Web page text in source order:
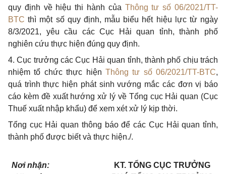
quy định về hiệu thi hành của Thông tư số 06/2021/TT-
BTC thì một số quy định, mẫu biểu hết hiệu lực từ ngày
8/3/2021, yêu cầu các Cục Hải quan tỉnh, thành phố
nghiên cứu thực hiện đúng quy định.
4. Cục trưởng các Cục Hải quan tỉnh, thành phố chịu trách
nhiệm tổ chức thực hiện Thông tư số 06/2021/TT-BTC,
quá trình thực hiện phát sinh vướng mắc các đơn vị báo
cáo kèm đề xuất hướng xử lý về Tổng cục Hải quan (Cục
Thuế xuất nhập khẩu) để xem xét xử lý kịp thời.
Tổng cục Hải quan thông báođể các Cục Hải quan tỉnh,
thành phố được biết và thực hiện./.
Nơi nhận:
KT. TỔNG CỤC TRƯỞNG